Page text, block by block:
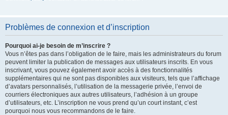
Problèmes de connexion et d’inscription
Pourquoi ai-je besoin de m’inscrire ?
Vous n’êtes pas dans l’obligation de le faire, mais les administrateurs du forum
peuvent limiter la publication de messages aux utilisateurs inscrits. En vous
inscrivant, vous pouvez également avoir accès à des fonctionnalités
supplémentaires qui ne sont pas disponibles aux visiteurs, tels que l’affichage
d’avatars personnalisés, l’utilisation de la messagerie privée, l’envoi de
courriers électroniques aux autres utilisateurs, l’adhésion à un groupe
d’utilisateurs, etc. L’inscription ne vous prend qu’un court instant, c’est
pourquoi nous vous recommandons de le faire.